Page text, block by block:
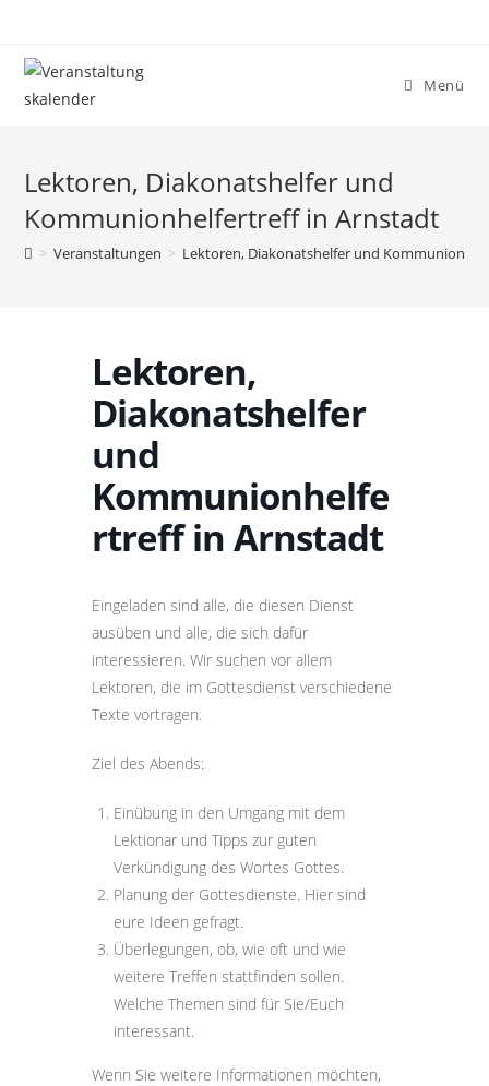
Menü
Lektoren, Diakonatshelfer und
Kommunionhelfertreff in Arnstadt
> Veranstaltungen > Lektoren, Diakonatshelfer und
Lektoren,
Diakonatshelfer
und
Kommunionhelfe
rtreff in Arnstadt
Eingeladen sind alle, die diesen Dienst
ausüben und alle, die sich dafür
interessieren. Wir suchen vor allem
Lektoren, die im Gottesdienst verschiedene
Texte vortragen.
Ziel des Abends:
Einübung in den Umgang mit dem
Lektionar und Tipps zur guten
Verkündigung des Wortes Gottes.
Planung der Gottesdienste. Hier sind
eure Ideen gefragt.
Überlegungen, ob, wie oft und wie
weitere Treffen stattfinden sollen.
Welche Themen sind für Sie/Euch
interessant.
Wenn Sie weitere Informationen möchten,